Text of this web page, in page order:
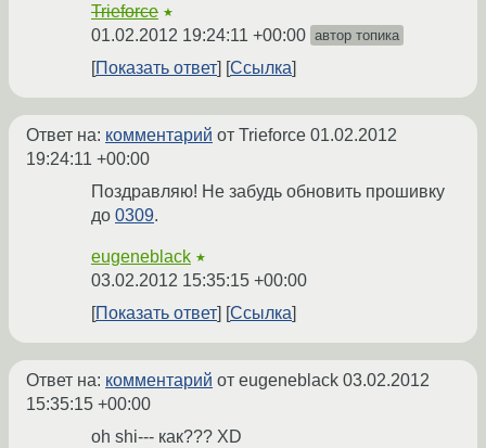
Trieforce ★
01.02.2012 19:24:11 +00:00 автор топика
Показать ответ Ссылка
Ответ на: комментарий от Trieforce 01.02.2012
19:24:11 +00:00
Поздравляю! Не забудь обновить прошивку
до 0309.
eugeneblack ★
03.02.2012 15:35:15 +00:00
Показать ответ
Ссылка
Ответ на: комментарий от eugeneblack 03.02.2012
15:35:15 +00:00
oh shi--- как??? XD